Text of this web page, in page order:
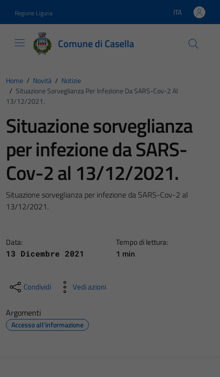
Regione Liguria Lingua attiva:
ITA
Comune di Casella
Home / Novità / Notizie
/ Situazione Sorveglianza Per Infezione Da SARS-Cov-2 Al
13/12/2021.
Situazione sorveglianza
per infezione da SARS-
Cov-2 al 13/12/2021.
Situazione sorveglianza per infezione da SARS-Cov-2 al
13/12/2021.
Data:
13 Dicembre 2021
Tempo di lettura:
1 min
Condividi Vedi azioni
Argomenti
Accesso all'informazione